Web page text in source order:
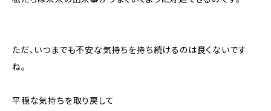
ただ、いつまでも不安な気持ちを持ち続けるのは良くないです
ね。
平穏な気持ちを取り戻して